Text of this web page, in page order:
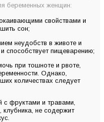
беременных женщин:
свойствами и
сон;
неудобств в животе и
способствует пищеварению;
при тошноте и рвоте,
Однако,
количествах следует
с фруктами и травами,
клубника, не содержит